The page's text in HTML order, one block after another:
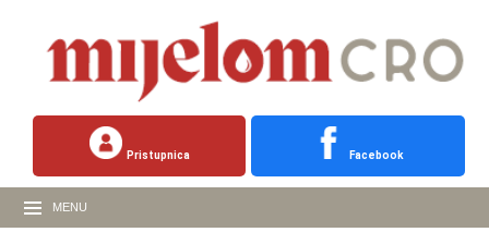
Pristupnica Facebook
MENU